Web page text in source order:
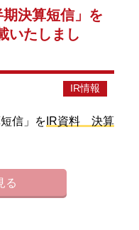
期決算短信」を
いたしまし
IR情報
信」を IR資料 決算
る